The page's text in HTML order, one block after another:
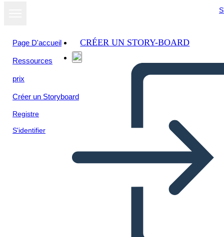
Page D'accueil
Ressources
prix
Créer un Storyboard
Registre
S'identifier
CRÉER UN STORY-BOARD